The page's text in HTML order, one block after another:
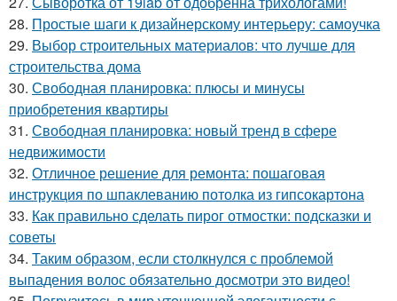
28. Простые шаги к дизайнерскому интерьеру: самоучка
29. Выбор строительных материалов: что лучше для
строительства дома
30. Свободная планировка: плюсы и минусы
приобретения квартиры
31. Свободная планировка: новый тренд в сфере
недвижимости
32. Отличное решение для ремонта: пошаговая
инструкция по шпаклеванию потолка из гипсокартона
33. Как правильно сделать пирог отмостки: подсказки и
советы
34. Таким образом, если столкнулся с проблемой
выпадения волос обязательно досмотри это видео!